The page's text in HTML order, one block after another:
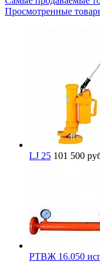
Просмотренные
LJ 25 101 500
РТВЖ 16.050